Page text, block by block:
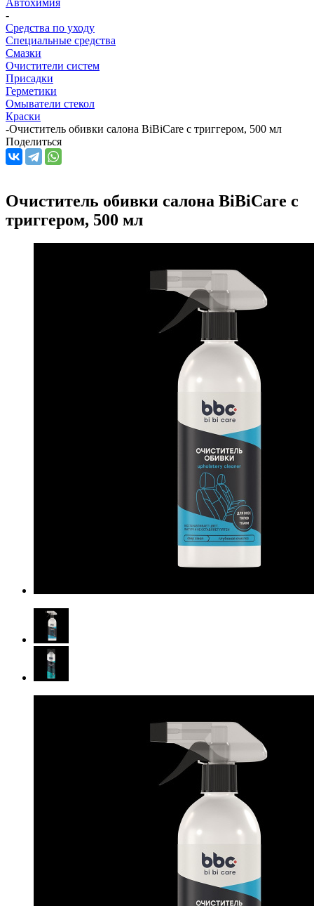
-
Средства по уходу
Специальные средства
Смазки
Очистители систем
Присадки
Герметики
Омыватели стекол
Краски
-Очиститель обивки салона BiBiCare с триггером, 500 мл
Поделиться
Очиститель обивки салона BiBiCare с
триггером, 500 мл